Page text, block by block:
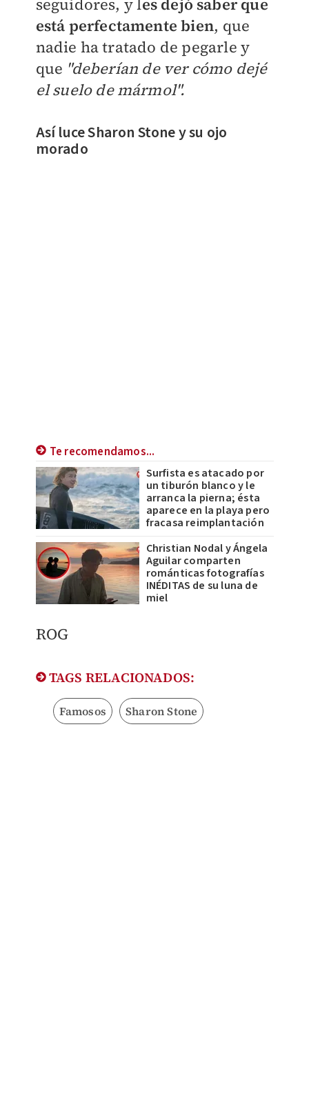
seguidores, y les dejó saber que
está perfectamente bien, que
nadie ha tratado de pegarle y
que "deberían de ver cómo dejé
el suelo de mármol".
Así luce Sharon Stone y su ojo
morado
Te recomendamos...
Surfista es atacado por
un tiburón blanco y le
arranca la pierna; ésta
aparece en la playa pero
fracasa reimplantación
Christian Nodal y Ángela
Aguilar comparten
románticas fotografías
INÉDITAS de su luna de
miel
​ROG
TAGS RELACIONADOS:
Famosos Sharon Stone